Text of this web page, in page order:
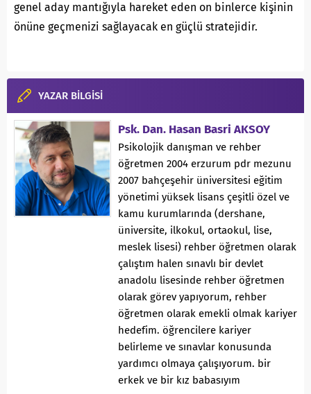
genel aday mantığıyla hareket eden on binlerce kişinin
önüne geçmenizi sağlayacak en güçlü stratejidir.
YAZAR BİLGİSİ
Psk. Dan. Hasan Basri AKSOY
Psikolojik danışman ve rehber
öğretmen 2004 erzurum pdr mezunu
2007 bahçeşehir üniversitesi eğitim
yönetimi yüksek lisans çeşitli özel ve
kamu kurumlarında (dershane,
üniversite, ilkokul, ortaokul, lise,
meslek lisesi) rehber öğretmen olarak
çalıştım halen sınavlı bir devlet
anadolu lisesinde rehber öğretmen
olarak görev yapıyorum, rehber
öğretmen olarak emekli olmak kariyer
hedefim. öğrencilere kariyer
belirleme ve sınavlar konusunda
yardımcı olmaya çalışıyorum. bir
erkek ve bir kız babasıyım